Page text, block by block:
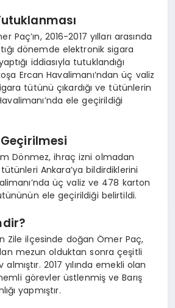
Paç’ın, 2016-2017 yılları arasında
dönemde elektronik sigara
iddiasıyla tutuklandığı
Ercan Havalimanı’ndan üç valiz
tütünü çıkardığı ve tütünlerin
ele geçirildiği
Dönmez, ihraç izni olmadan
tütünleri Ankara’ya bildirdiklerini
üç valiz ve 478 karton
ele geçirildiği belirtildi.
Zile ilçesinde doğan Ömer Paç,
mezun olduktan sonra çeşitli
2017 yılında emekli olan
görevler üstlenmiş ve Barış
yapmıştır.